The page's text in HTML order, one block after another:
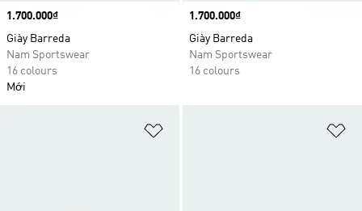
Price
1.700.000₫
Giày Barreda
Nam Sportswear
16 colours
Mới
Price
1.700.000₫
Giày Barreda
Nam Sportswear
16 colours